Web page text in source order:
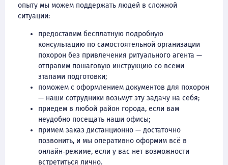
опыту мы можем поддержать людей в сложной
ситуации:
предоставим бесплатную подробную
консультацию по самостоятельной организации
похорон без привлечения ритуального агента —
отправим пошаговую инструкцию со всеми
этапами подготовки;
поможем с оформлением документов для похорон
— наши сотрудники возьмут эту задачу на себя;
приедем в любой район города, если вам
неудобно посещать наши офисы;
примем заказ дистанционно — достаточно
позвонить, и мы оперативно оформим всё в
онлайн‑режиме, если у вас нет возможности
встретиться лично.